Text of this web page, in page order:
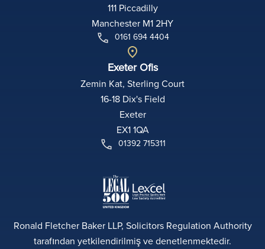
111 Piccadilly
Manchester M1 2HY
0161 694 4404
Exeter Ofis
Zemin Kat, Sterling Court
16-18 Dix's Field
Exeter
EX1 1QA
01392 715311
Ronald Fletcher Baker LLP, Solicitors Regulation Authority
tarafından yetkilendirilmiş ve denetlenmektedir.